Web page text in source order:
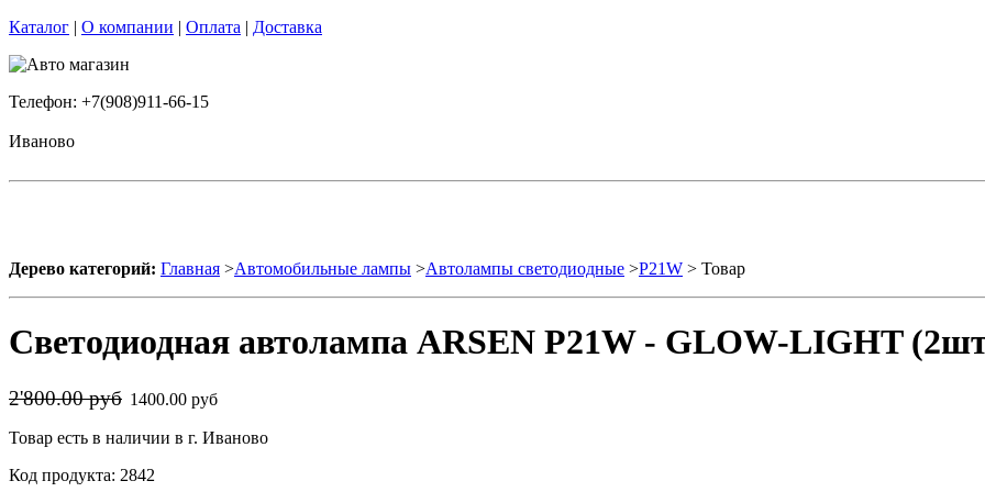
Каталог | О компании | Оплата | Доставка
Телефон: +7(908)911-66-15
Иваново
Дерево категорий: Главная >Автомобильные лампы >Автолампы светодиодные >P21W > Товар
Светодиодная автолампа ARSEN P21W - GLOW-LIGHT
2'800.00 руб 1400.00 руб
Товар есть в наличии в г. Иваново
Код продукта: 2842